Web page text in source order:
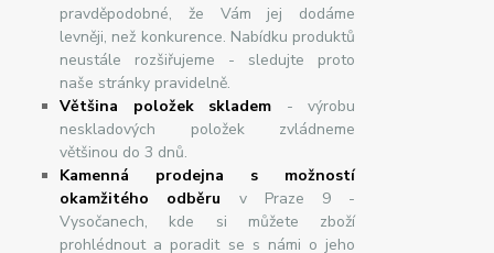
pravděpodobné, že Vám jej dodáme
levněji, než konkurence. Nabídku produktů
neustále rozšiřujeme - sledujte proto
naše stránky pravidelně.
Většina položek skladem - výrobu
neskladových položek zvládneme
většinou do 3 dnů.
Kamenná prodejna s možností
okamžitého odběru v Praze 9 -
Vysočanech, kde si můžete zboží
prohlédnout a poradit se s námi o jeho